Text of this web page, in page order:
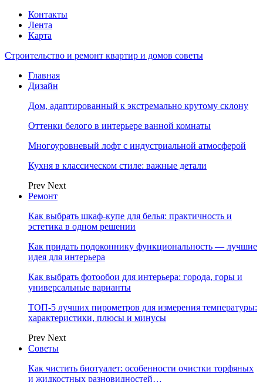
Контакты
Лента
Карта
Строительство и ремонт квартир и домов советы
Главная
Дизайн
Дом, адаптированный к экстремально крутому склону
Оттенки белого в интерьере ванной комнаты
Многоуровневый лофт с индустриальной атмосферой
Кухня в классическом стиле: важные детали
Prev Next
Ремонт
Как выбрать шкаф-купе для белья: практичность и
эстетика в одном решении
Как придать подоконнику функциональность — лучшие
идея для интерьера
Как выбрать фотообои для интерьера: города, горы и
универсальные варианты
ТОП-5 лучших пирометров для измерения температуры:
характеристики, плюсы и минусы
Prev Next
Советы
Как чистить биотуалет: особенности очистки торфяных
и жидкостных разновидностей…